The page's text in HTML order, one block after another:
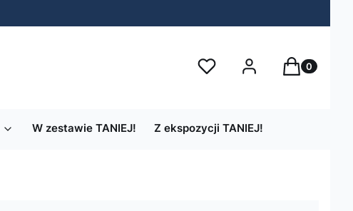
Ulubione Zaloguj sięProdukty w
Koszyk
W zestawie TANIEJ! Z ekspozycji TANIEJ!